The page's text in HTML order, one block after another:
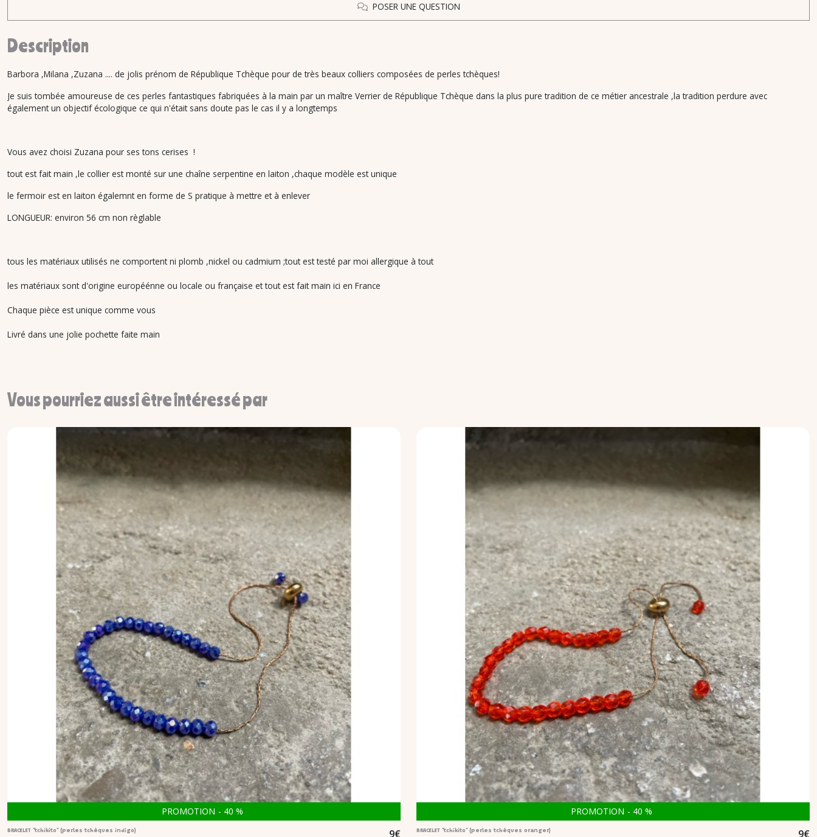
POSER UNE QUESTION
Description
Barbora ,Milana ,Zuzana .... de jolis prénom de République Tchèque pour de très beaux colliers composées de perles tchèques!
Je suis tombée amoureuse de ces perles fantastiques fabriquées à la main par un maître Verrier de République Tchèque dans la plus pure tradition de ce métier ancestrale ,la tradition perdure avec
également un objectif écologique ce qui n'était sans doute pas le cas il y a longtemps
Vous avez choisi Zuzana pour ses tons cerises !
tout est fait main ,le collier est monté sur une chaîne serpentine en laiton ,chaque modèle est unique
le fermoir est en laiton égalemnt en forme de S pratique à mettre et à enlever
LONGUEUR: environ 56 cm non règlable
tous les matériaux utilisés ne comportent ni plomb ,nickel ou cadmium ;tout est testé par moi allergique à tout
les matériaux sont d'origine européénne ou locale ou française et tout est fait main ici en France
Chaque pièce est unique comme vous
Livré dans une jolie pochette faite main
Vous pourriez aussi être intéressé par
PROMOTION - 40 %
BRACELET "tchikito" (perles tchèques indigo) 9€
PROMOTION - 40 %
BRACELET "tchikito" (perles tchèques oranger) 9€